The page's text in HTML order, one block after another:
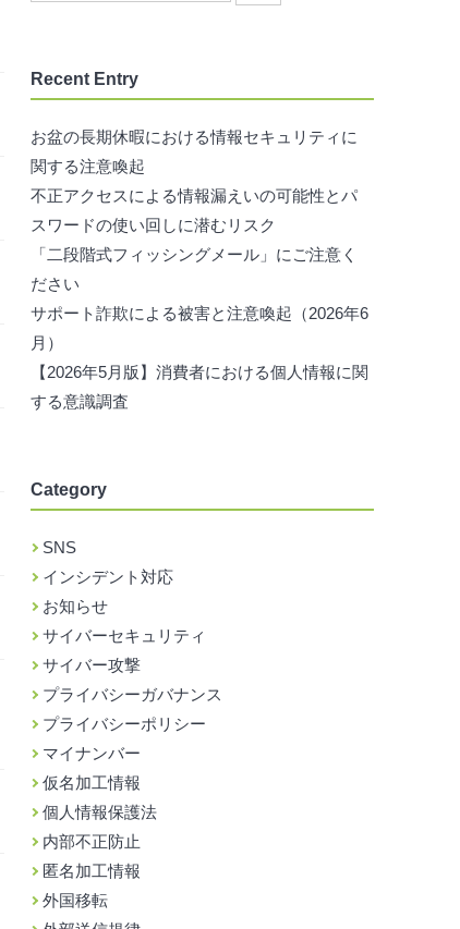
Recent Entry
お盆の長期休暇における情報セキュリティに
関する注意喚起
不正アクセスによる情報漏えいの可能性とパ
スワードの使い回しに潜むリスク
「二段階式フィッシングメール」にご注意く
ださい
サポート詐欺による被害と注意喚起（2026年6
月）
【2026年5月版】消費者における個人情報に関
する意識調査
Category
SNS
インシデント対応
お知らせ
サイバーセキュリティ
サイバー攻撃
プライバシーガバナンス
プライバシーポリシー
マイナンバー
仮名加工情報
個人情報保護法
内部不正防止
匿名加工情報
外国移転